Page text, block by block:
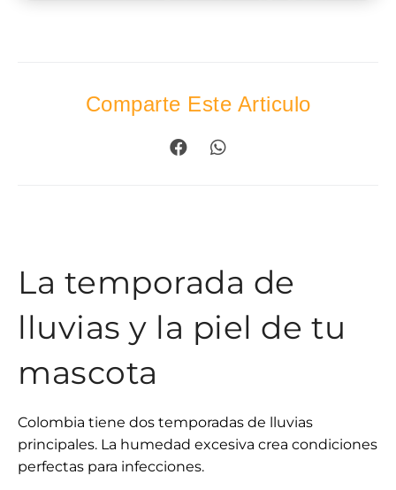
Comparte Este Articulo
La temporada de
lluvias y la piel de tu
mascota
Colombia tiene dos temporadas de lluvias
principales. La humedad excesiva crea condiciones
perfectas para infecciones.